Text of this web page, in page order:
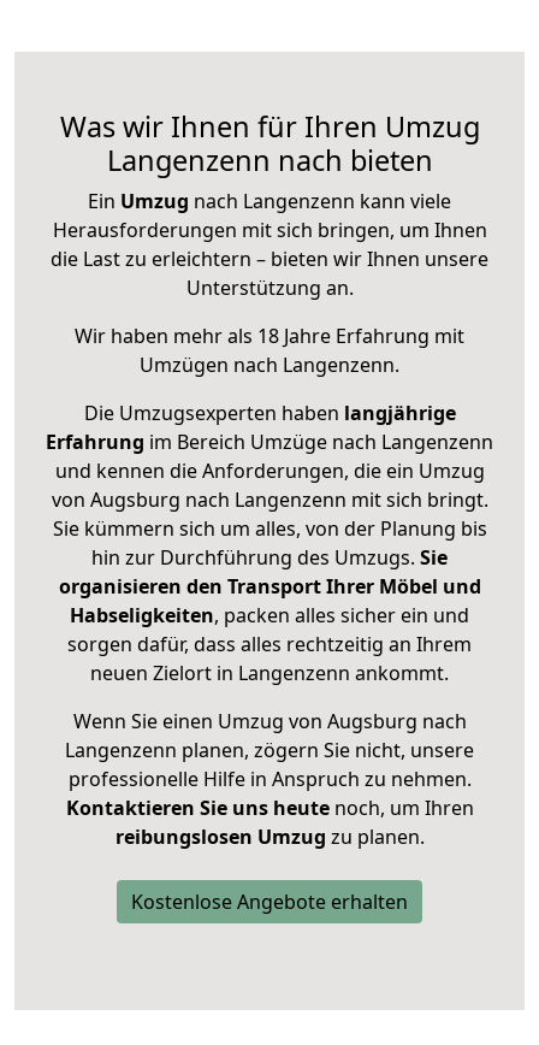
Was wir Ihnen für Ihren Umzug
Langenzenn nach bieten
Ein Umzug nach Langenzenn kann viele
Herausforderungen mit sich bringen, um Ihnen
die Last zu erleichtern – bieten wir Ihnen unsere
Unterstützung an.
Wir haben mehr als 18 Jahre Erfahrung mit
Umzügen nach Langenzenn.
Die Umzugsexperten haben langjährige
Erfahrung im Bereich Umzüge nach Langenzenn
und kennen die Anforderungen, die ein Umzug
von Augsburg nach Langenzenn mit sich bringt.
Sie kümmern sich um alles, von der Planung bis
hin zur Durchführung des Umzugs. Sie
organisieren den Transport Ihrer Möbel und
Habseligkeiten, packen alles sicher ein und
sorgen dafür, dass alles rechtzeitig an Ihrem
neuen Zielort in Langenzenn ankommt.
Wenn Sie einen Umzug von Augsburg nach
Langenzenn planen, zögern Sie nicht, unsere
professionelle Hilfe in Anspruch zu nehmen.
Kontaktieren Sie uns heutenoch, um Ihren
reibungslosen Umzug zu planen.
Kostenlose Angebote erhalten